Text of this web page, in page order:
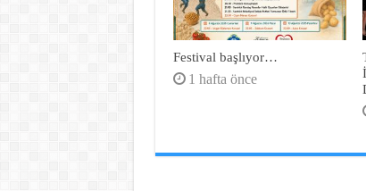
Festival başlıyor…
1 hafta önce